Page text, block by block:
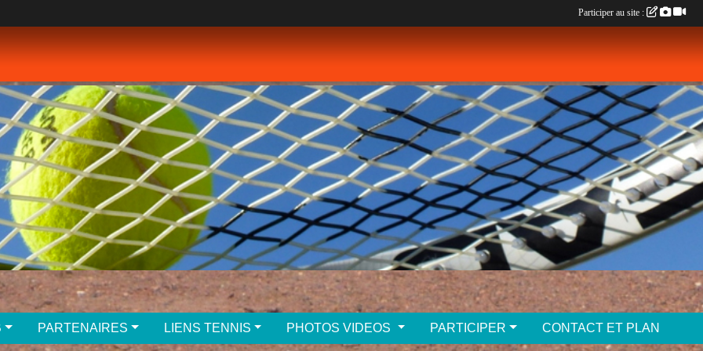
PARTENAIRES LIENS TENNIS PHOTOS VIDEOS PARTICIPER CONTACT ET PLAN
Participer au site :